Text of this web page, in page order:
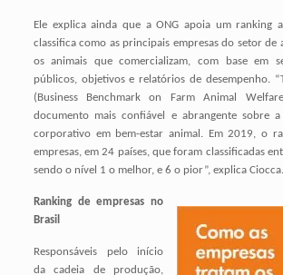
Ele explica ainda que a ONG apoia um ranking
classifica como as principais empresas do setor de
os animais que comercializam, com base em
públicos, objetivos e relatórios de desempenho.
(Business Benchmark on Farm Animal
documento mais confiável e abrangente sobre
corporativo em bem-estar animal. Em 2019, o
empresas, em 24 países, que foram classificadas
sendo o nível 1 o melhor, e 6 o pior”, explica Ciocca.
Ranking de empresas no
Brasil
Responsáveis pelo início
da cadeia de produção,